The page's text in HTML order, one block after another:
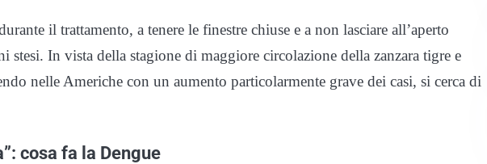
il trattamento, a tenere le finestre chiuse e a non lasciare all’aperto
stesi. In vista della stagione di maggiore circolazione della zanzara tigre e
nelle Americhe con un aumento particolarmente grave dei casi, si cerca di
cosa fa la Dengue